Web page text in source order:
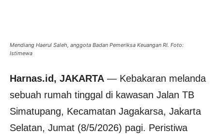
Mendiang Haerul Saleh, anggota Badan Pemeriksa Keuangan RI. Foto:
Istimewa
Harnas.id, JAKARTA — Kebakaran melanda
sebuah rumah tinggal di kawasan Jalan TB
Simatupang, Kecamatan Jagakarsa, Jakarta
Selatan, Jumat (8/5/2026) pagi. Peristiwa